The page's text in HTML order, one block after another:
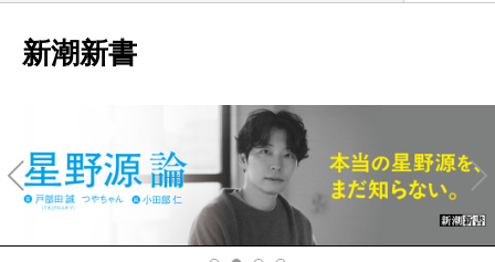
新潮新書
v
Ne
xt